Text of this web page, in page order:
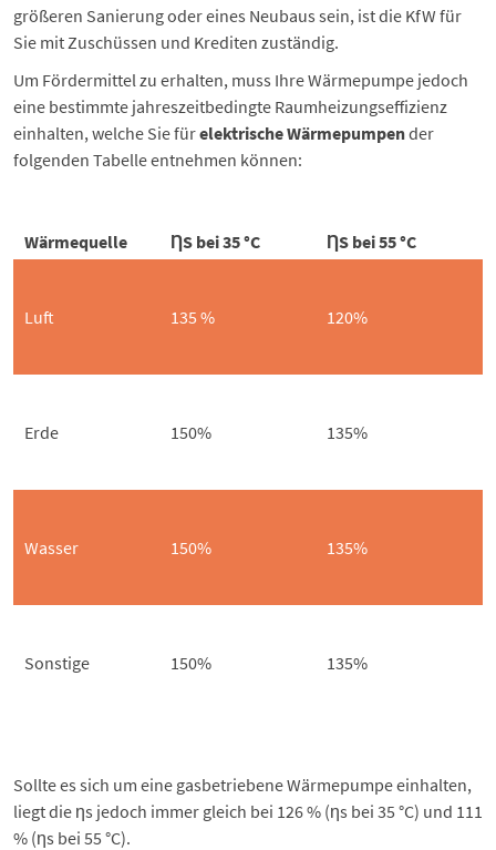
größeren Sanierung oder eines Neubaus sein, ist die KfW für
Sie mit Zuschüssen und Krediten zuständig.
Um Fördermittel zu erhalten, muss Ihre Wärmepumpe jedoch
eine bestimmte jahreszeitbedingte Raumheizungseffizienz
einhalten, welche Sie fürelektrische Wärmepumpender
folgenden Tabelle entnehmen können:
Wärmequelle ȠS bei 35 °C ȠS bei 55 °C
Luft 135 % 120%
Erde 150% 135%
Wasser 150% 135%
Sonstige 150% 135%
Sollte es sich um eine gasbetriebene Wärmepumpe einhalten,
liegt die ƞs jedoch immer gleich bei 126 % (ƞs bei 35 °C) und 111
% (ƞs bei 55 °C).